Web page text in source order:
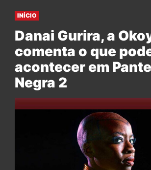
INÍCIO
Danai Gurira, a
comenta o que
acontecer em
Negra 2